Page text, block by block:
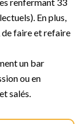
renfermant 33
En plus,
faire et refaire
un bar
ou en
salés.